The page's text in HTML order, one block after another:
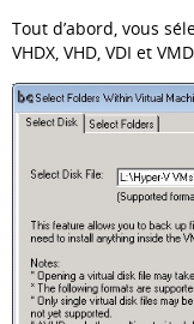
Tout d’abord, vous
VHDX, VHD, VDI et